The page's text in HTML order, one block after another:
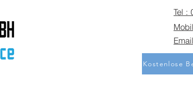
Tel :
Kostenlose